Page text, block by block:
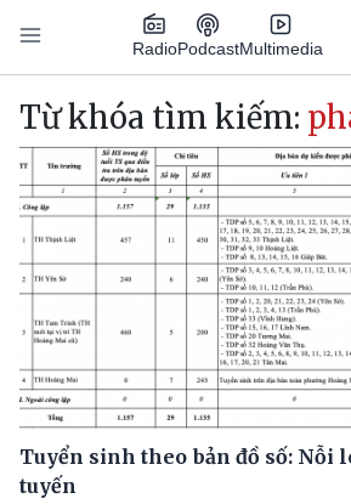
Nhảy đến nội dung
RadioPodcastMultimedia
Main navigation
Từ khóa tìm kiếm:
Tuyển sinh theo bản đồ số: Nỗi
tuyến